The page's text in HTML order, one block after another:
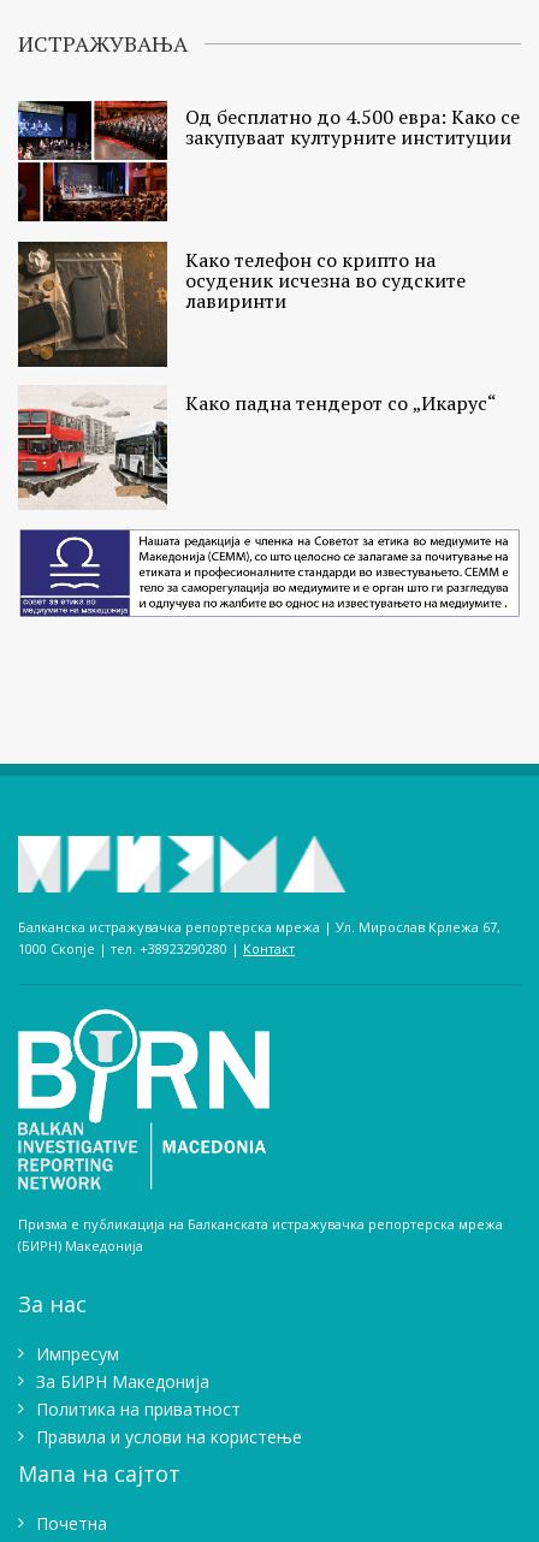
ИСТРАЖУВАЊА
Од бесплатно до 4.500 евра: Како се
закупуваат културните институции
Како телефон со крипто на
осуденик исчезна во судските
лавиринти
Како падна тендерот со „Икарус“
Балканска истражувачка репортерска мрежа | Ул. Мирослав Крлежа 67,
1000 Скопје | тел. +38923290280­ | Контакт
Призма е публикација на Балканската истражувачка репортерска мрежа
(БИРН) Македонија
За нас
Импресум
Зa БИРН Македонија
Политика на приватност
Правила и услови на користење
Мапа на сајтот
Почетна